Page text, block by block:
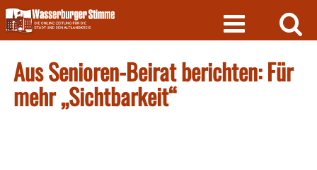
Skip
to
content
Aus Senioren-Beirat berichten: Für
mehr „Sichtbarkeit“